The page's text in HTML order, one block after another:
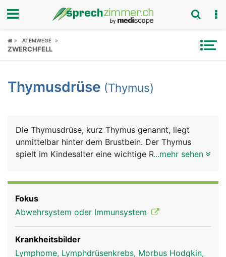
Fokus
Symptome
News
Rubriken
ATEMWEGE
ZWERCHFELL
Thymusdrüse (Thymus)
Die Thymusdrüse, kurz Thymus genannt, liegt
unmittelbar hinter dem Brustbein. Der Thymus
spielt im Kindesalter eine wichtige Rolle bei der
danach verkümmert er im Laufe des Lebens und
liegt im Alter nur noch als kleiner Geweberest vor.
Der Thymus ist wesentlich für den Aufbau und die
Prägung der körpereigenen Abwehr
(Immunsystem) verantwortlich. In ihm werden
...mehr sehen
Fokus
Abwehrsystem oder Immunsystem
Krankheitsbilder
Lymphome, Lymphdrüsenkrebs, Morbus Hodgkin,